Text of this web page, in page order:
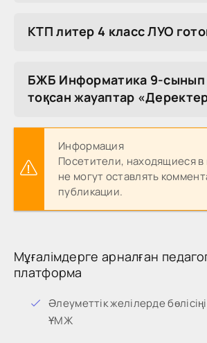
КТП литер 4 класс ЛУО
БЖБ Информатика 9-сынып
тоқсан жауаптар
Информация
Посетители, находящиеся в
не могут оставлять
публикации.
Мұғалімдерге арналған
платформа
Әлеуметтік желілерде
ҰМЖ